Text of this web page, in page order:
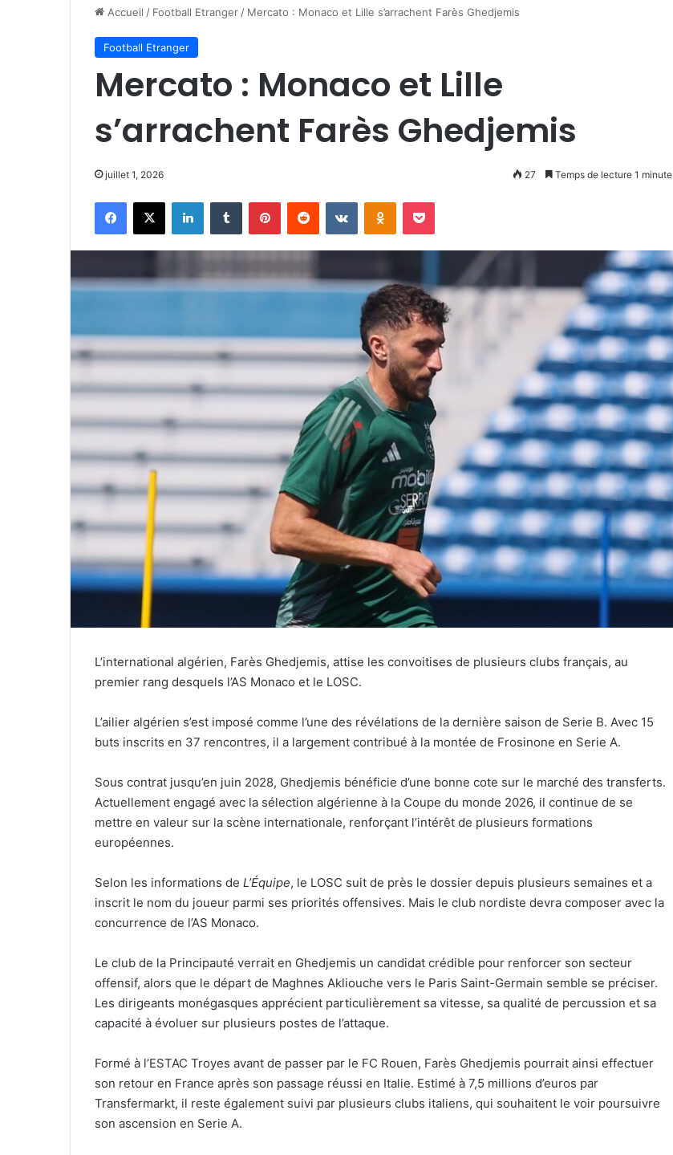
Accueil / Football Etranger / Mercato : Monaco et Lille s’arrachent Farès Ghedjemis
Football Etranger
Mercato : Monaco et Lille
s’arrachent Farès Ghedjemis
juillet 1, 2026 27 Temps de lecture 1 minute
Facebook
X LinkedinTumblr PinterestReddit VKontakteOdnoklassniki
Pocket
L’international algérien, Farès Ghedjemis, attise les convoitises de plusieurs clubs français, au
premier rang desquels l’AS Monaco et le LOSC.
L’ailier algérien s’est imposé comme l’une des révélations de la dernière saison de Serie B. Avec 15
buts inscrits en 37 rencontres, il a largement contribué à la montée de Frosinone en Serie A.
Sous contrat jusqu’en juin 2028, Ghedjemis bénéficie d’une bonne cote sur le marché des transferts.
Actuellement engagé avec la sélection algérienne à la Coupe du monde 2026, il continue de se
mettre en valeur sur la scène internationale, renforçant l’intérêt de plusieurs formations
européennes.
Selon les informations de L’Équipe, le LOSC suit de près le dossier depuis plusieurs semaines et a
inscrit le nom du joueur parmi ses priorités offensives. Mais le club nordiste devra composer avec la
concurrence de l’AS Monaco.
Le club de la Principauté verrait en Ghedjemis un candidat crédible pour renforcer son secteur
offensif, alors que le départ de Maghnes Akliouche vers le Paris Saint-Germain semble se préciser.
Les dirigeants monégasques apprécient particulièrement sa vitesse, sa qualité de percussion et sa
capacité à évoluer sur plusieurs postes de l’attaque.
Formé à l’ESTAC Troyes avant de passer par le FC Rouen, Farès Ghedjemis pourrait ainsi effectuer
son retour en France après son passage réussi en Italie. Estimé à 7,5 millions d’euros par
Transfermarkt, il reste également suivi par plusieurs clubs italiens, qui souhaitent le voir poursuivre
son ascension en Serie A.